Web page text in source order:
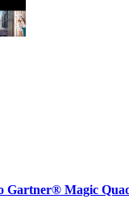
Gartner® Magic